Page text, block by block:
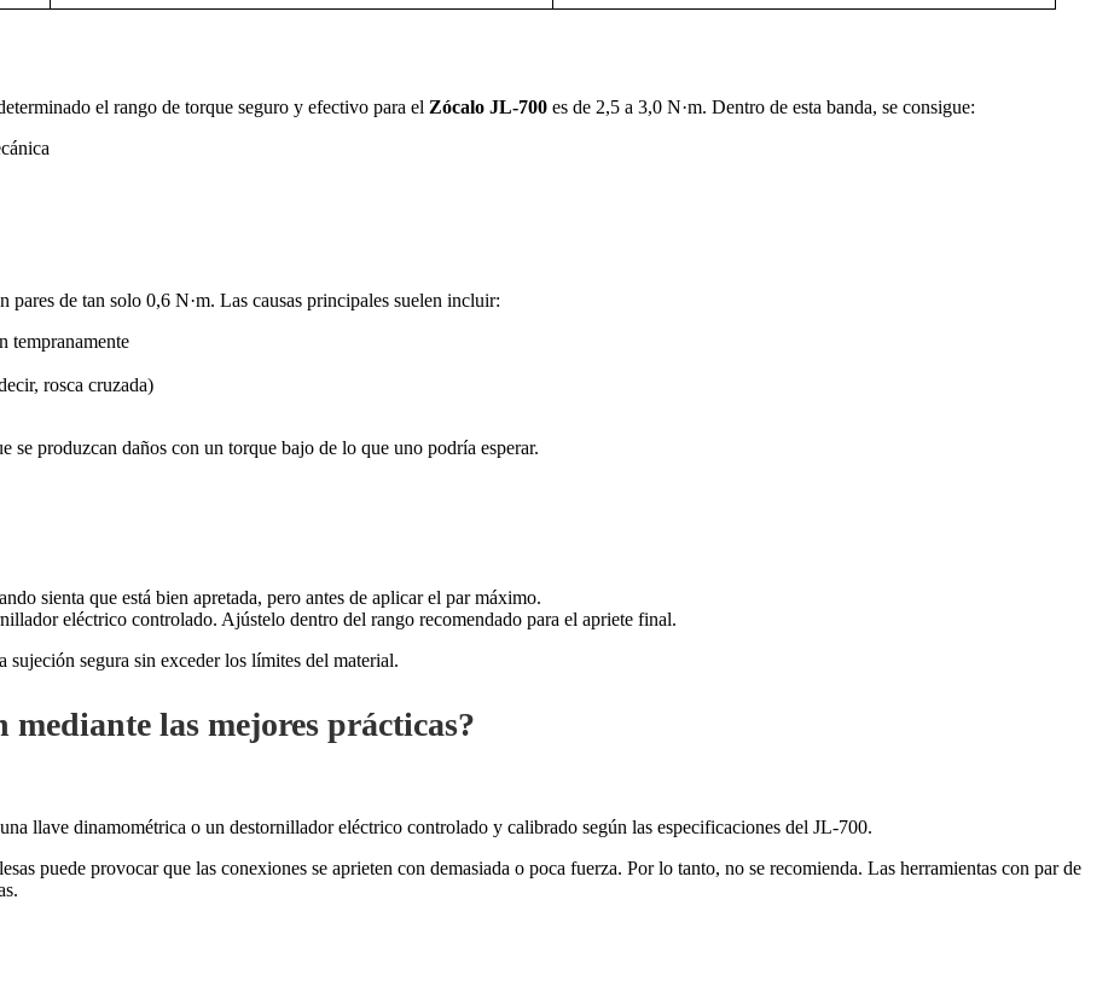
el rango de torque seguro y efectivo para el Zócalo JL-700 es de 2,5 a 3,0 N·m. Dentro de esta banda, se consigue:
de tan solo 0,6 N·m. Las causas principales suelen incluir:
tempranamente
rosca cruzada)
produzcan daños con un torque bajo de lo que uno podría esperar.
sienta que está bien apretada, pero antes de aplicar el par máximo.
eléctrico controlado. Ajústelo dentro del rango recomendado para el apriete final.
sujeción segura sin exceder los límites del material.
las mejores prácticas?
llave dinamométrica o un destornillador eléctrico controlado y calibrado según las especificaciones del JL-700.
puede provocar que las conexiones se aprieten con demasiada o poca fuerza. Por lo tanto, no se recomienda. Las herramientas con par de